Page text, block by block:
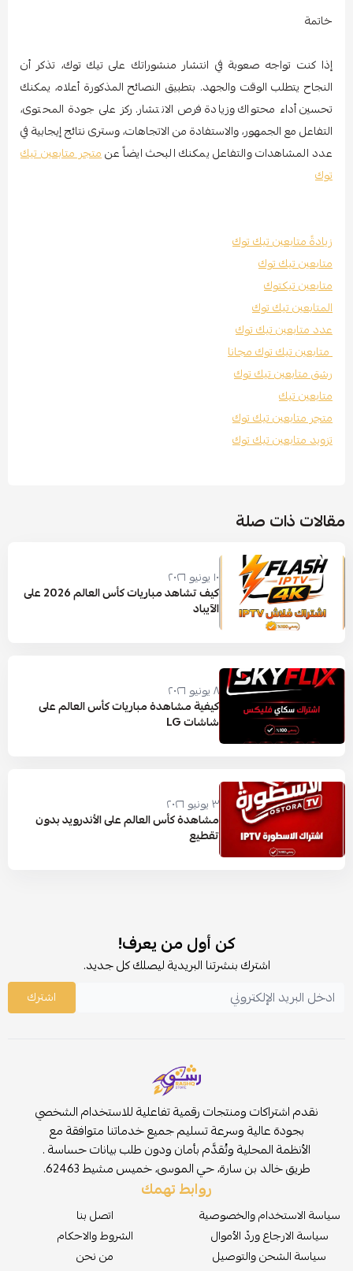
خاتمة
إذا كنت تواجه صعوبة في انتشار منشوراتك على تيك توك، تذكر أن
النجاح يتطلب الوقت والجهد. بتطبيق النصائح المذكورة أعلاه، يمكنك
تحسين أداء محتواك وزيادة فرص الانتشار. ركز على جودة المحتوى،
التفاعل مع الجمهور، والاستفادة من الاتجاهات، وسترى نتائج إيجابية في
عدد المشاهدات والتفاعل يمكنك البحث ايضاً عنمتجر متابعين تيك
توك
زيادةً متابعين تيك توك
متابعين تيك توك
متابعين تيكتوك
المتابعين تيك توك
عدد متابعين تيك توك
متابعين تيك توك مجانا
رشق متابعين تيك توك
متابعين تيك
متجر متابعين تيك توك
تزويد متابعين تيك توك
مقالات ذات صلة
١٠ يونيو ٢٠٢٦
كيف تشاهد مباريات كأس العالم 2026 على
الآيباد
٨ يونيو ٢٠٢٦
كيفية مشاهدة مباريات كأس العالم على
شاشات LG
٣ يونيو ٢٠٢٦
مشاهدة كأس العالم على الأندرويد بدون
تقطيع
كن أول من يعرف!
اشترك بنشرتنا البريدية ليصلك كل جديد.
اشترك
نقدم اشتراكات ومنتجات رقمية تفاعلية للاستخدام الشخصي
بجودة عالية وسرعة تسليم جميع خدماتنا متوافقة مع
الأنظمة المحلية وتُقدَّم بأمان ودون طلب بيانات حساسة .
طريق خالد بن سارة، حي الموسى، خميس مشيط 62463.
روابط تهمك
سياسة الاستخدام والخصوصية
سياسة الارجاع وردّ الأموال
سياسة الشحن والتوصيل
اتصل بنا
الشروط والاحكام
من نحن